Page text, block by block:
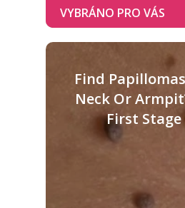
Find
Neck Or
First Stage